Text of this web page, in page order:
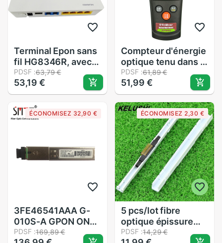
Terminal Epon sans
fil HG8346R, avec
4FE, 2 téléphones,
wifi, 1usb, HGU
8347R, ONT ONU,
Firmware anglais,
Original
PDSF :63,79 €
53,19 €
Compteur d'énergie
optique tenu dans la
main de Fiber de
APM80T-V10 avec
le compteur
d'énergie optique
de Fiber de 10MW
VFL APM80T FTTH
PDSF :61,89 €
51,99 €
ÉCONOMISEZ 32,90 €
3FE46541AAA G-
010S-A GPON ONT
SFP module de
PDSF :169,89 €
ÉCONOMISEZ 2,30 €
5 pcs/lot fibre
optique épissure
mécanique L925BP
PDSF :14,29 €